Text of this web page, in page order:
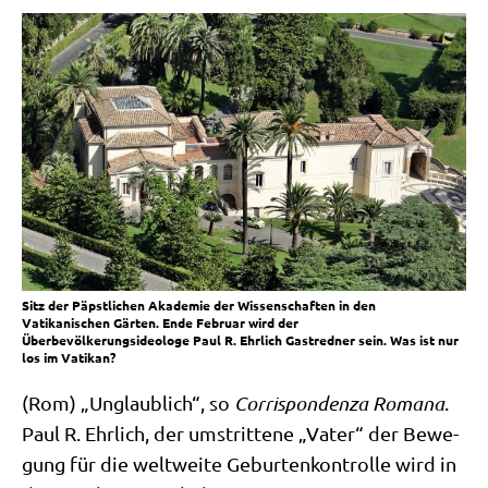
Sitz der Päpstlichen Akademie der Wissenschaften in den
Vatikanischen Gärten. Ende Februar wird der
Überbevölkerungsideologe Paul R. Ehrlich Gastredner sein. Was ist nur
los im Vatikan?
(Rom) „Unglaub­lich“, so Cor­ri­spon­den­za Roma­na.
Paul R. Ehr­lich, der umstrit­te­ne „Vater“ der Bewe­
gung für die welt­wei­te Gebur­ten­kon­trol­le wird in